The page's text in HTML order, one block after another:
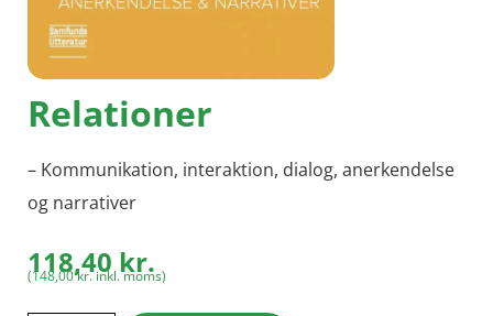
Relationer
– Kommunikation, interaktion, dialog, anerkendelse
og narrativer
118,40kr.
(148,00kr.inkl. moms)